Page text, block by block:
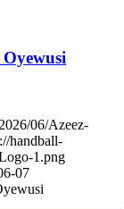
06/Azeez-
handball-
1.png
07